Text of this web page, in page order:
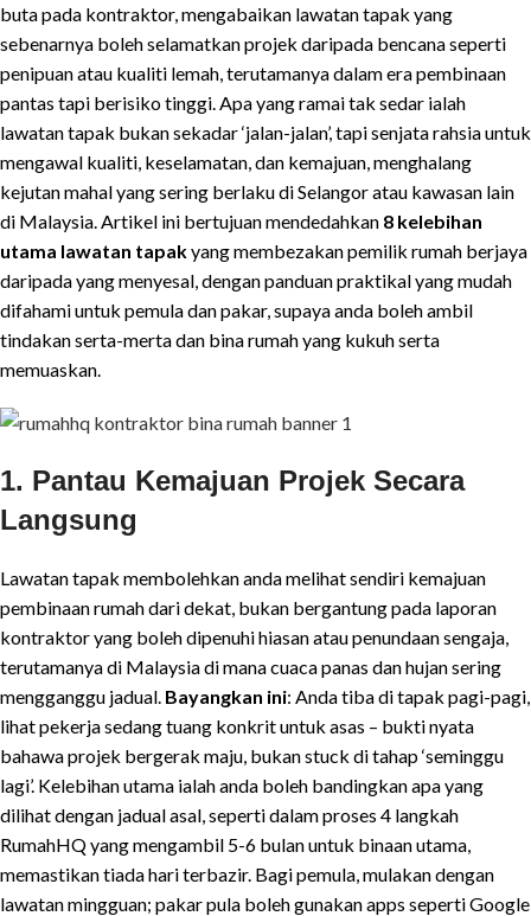
buta pada kontraktor, mengabaikan lawatan tapak yang
sebenarnya boleh selamatkan projek daripada bencana seperti
penipuan atau kualiti lemah, terutamanya dalam era pembinaan
pantas tapi berisiko tinggi. Apa yang ramai tak sedar ialah
lawatan tapak bukan sekadar ‘jalan-jalan’, tapi senjata rahsia untuk
mengawal kualiti, keselamatan, dan kemajuan, menghalang
kejutan mahal yang sering berlaku di Selangor atau kawasan lain
di Malaysia. Artikel ini bertujuan mendedahkan 8 kelebihan
utama lawatan tapakyang membezakan pemilik rumah berjaya
daripada yang menyesal, dengan panduan praktikal yang mudah
difahami untuk pemula dan pakar, supaya anda boleh ambil
tindakan serta-merta dan bina rumah yang kukuh serta
memuaskan.
1. Pantau Kemajuan Projek Secara
Langsung
Lawatan tapak membolehkan anda melihat sendiri kemajuan
pembinaan rumah dari dekat, bukan bergantung pada laporan
kontraktor yang boleh dipenuhi hiasan atau penundaan sengaja,
terutamanya di Malaysia di mana cuaca panas dan hujan sering
mengganggu jadual. Bayangkan ini: Anda tiba di tapak pagi-pagi,
lihat pekerja sedang tuang konkrit untuk asas – bukti nyata
bahawa projek bergerak maju, bukan stuck di tahap ‘seminggu
lagi’. Kelebihan utama ialah anda boleh bandingkan apa yang
dilihat dengan jadual asal, seperti dalam proses 4 langkah
RumahHQ yang mengambil 5-6 bulan untuk binaan utama,
memastikan tiada hari terbazir. Bagi pemula, mulakan dengan
lawatan mingguan; pakar pula boleh gunakan apps seperti Google